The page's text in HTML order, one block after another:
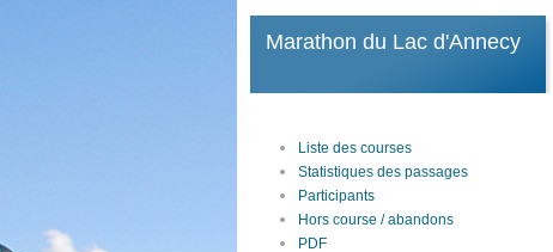
Marathon du Lac d'Annecy
Liste des courses
Statistiques des passages
Participants
Hors course / abandons
PDF